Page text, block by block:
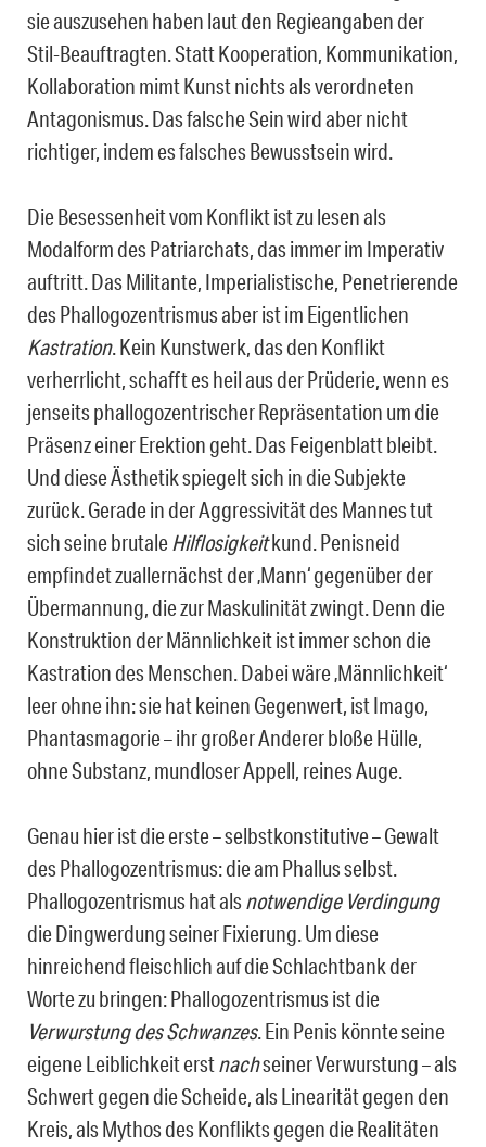
sie auszusehen haben laut den Regieangaben der
Stil-Beauftragten. Statt Kooperation, Kommunikation,
Kollaboration mimt Kunst nichts als verordneten
Antagonismus. Das falsche Sein wird aber nicht
richtiger, indem es falsches Bewusstsein wird.
Die Besessenheit vom Konflikt ist zu lesen als
Modalform des Patriarchats, das immer im Imperativ
auftritt. Das Militante, Imperialistische, Penetrierende
des Phallogozentrismus aber ist im Eigentlichen
Kastration. Kein Kunstwerk, das den Konflikt
verherrlicht, schafft es heil aus der Prüderie, wenn es
jenseits phallogozentrischer Repräsentation um die
Präsenz einer Erektion geht. Das Feigenblatt bleibt.
Und diese Ästhetik spiegelt sich in die Subjekte
zurück. Gerade in der Aggressivität des Mannes tut
sich seine brutaleHilflosigkeitkund. Penisneid
empfindet zuallernächst der ‚Mann‘ gegenüber der
Übermannung, die zur Maskulinität zwingt. Denn die
Konstruktion der Männlichkeit ist immer schon die
Kastration des Menschen. Dabei wäre ‚Männlichkeit‘
leer ohne ihn: sie hat keinen Gegenwert, ist Imago,
Phantasmagorie – ihr großer Anderer bloße Hülle,
ohne Substanz, mundloser Appell, reines Auge.
Genau hier ist die erste – selbstkonstitutive – Gewalt
des Phallogozentrismus: die am Phallus selbst.
Phallogozentrismus hat alsnotwendige Verdingung
die Dingwerdung seiner Fixierung. Um diese
hinreichend fleischlich auf die Schlachtbank der
Worte zu bringen: Phallogozentrismus ist die
Verwurstung des Schwanzes. Ein Penis könnte seine
eigene Leiblichkeit erstnachseiner Verwurstung – als
Schwert gegen die Scheide, als Linearität gegen den
Kreis, als Mythos des Konflikts gegen die Realitäten